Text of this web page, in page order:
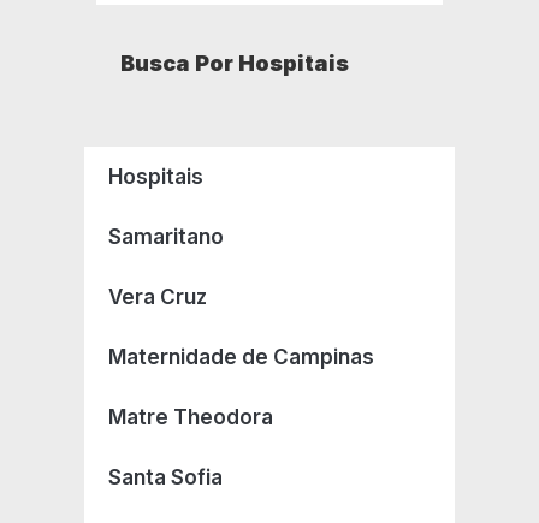
Busca Por Hospitais
Hospitais
Samaritano
Vera Cruz
Maternidade de Campinas
Matre Theodora
Santa Sofia